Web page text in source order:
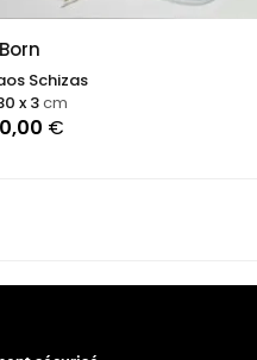
Schizas
€
x 3cm